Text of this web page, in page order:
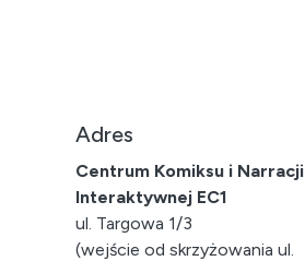
Adres
Centrum Komiksu i Narracji
Interaktywnej EC1
ul. Targowa 1/3
(wejście od skrzyżowania ul.